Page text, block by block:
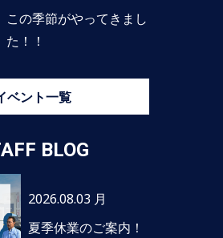
この季節がやってきまし
た！！
ベント一覧
BLOG
2026.08.03 月
夏季休業のご案内！